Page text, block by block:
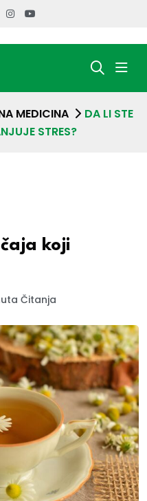
MEDICINA
DA LI STE
STRES?
koji
Čitanja